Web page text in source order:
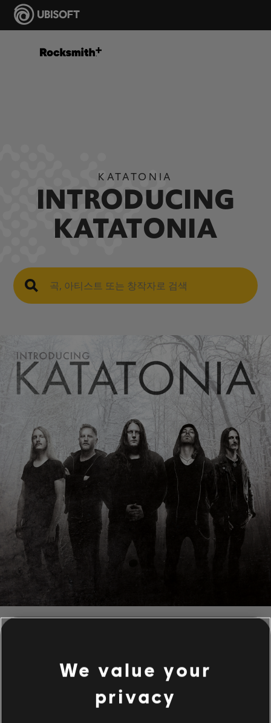
KATATONIA
INTRODUCING
KATATONIA
대체 리드 기타
아티스트 A-Z
We value your
privacy